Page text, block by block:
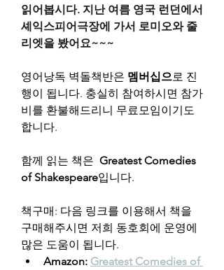
읽어봅시다. 지난 여름 영국 런던에서
셰익스피어극장에 가서 로미오와 줄
리엣을 봤어요~~~
영어낭독 벽돌책반은 멤버십으로 진
행이 됩니다. 충실히 참여하시면 참가
비를 환불해드리니 무료모임이기도
합니다.
함께 읽는 책은 Greatest Comedies
of Shakespeare입니다.
책구매: 다음 링크를 이용해서 책을
구매해주시면 저희 동호회에 운영에
많은 도움이 됩니다.
Amazon: Greatest Comedies of